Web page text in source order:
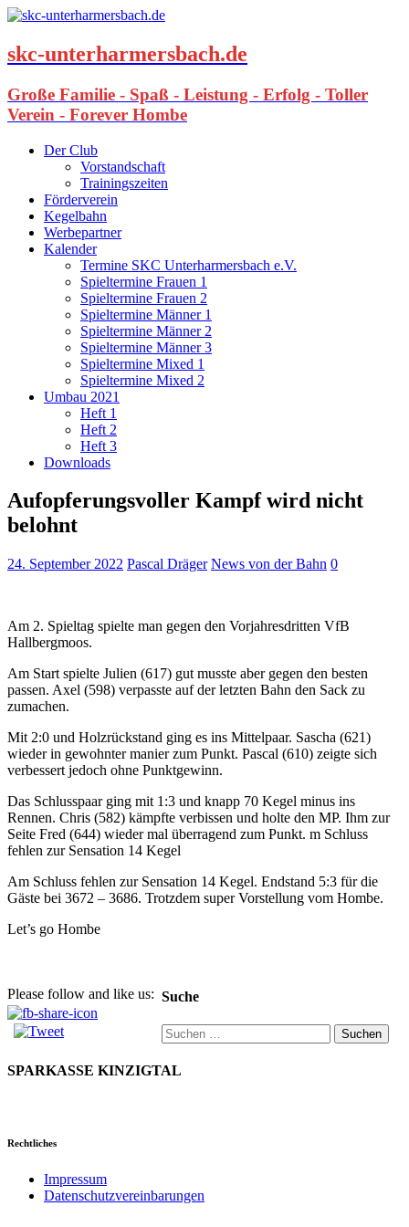
skc-unterharmersbach.de
Große Familie - Spaß - Leistung - Erfolg - Toller
Verein - Forever Hombe
Der Club
Vorstandschaft
Trainingszeiten
Förderverein
Kegelbahn
Werbepartner
Kalender
Termine SKC Unterharmersbach e.V.
Spieltermine Frauen 1
Spieltermine Frauen 2
Spieltermine Männer 1
Spieltermine Männer 2
Spieltermine Männer 3
Spieltermine Mixed 1
Spieltermine Mixed 2
Umbau 2021
Heft 1
Heft 2
Heft 3
Downloads
Aufopferungsvoller Kampf wird nicht
belohnt
24. September 2022 Pascal Dräger News von der Bahn 0
Am 2. Spieltag spielte man gegen den Vorjahresdritten VfB
Hallbergmoos.
Am Start spielte Julien (617) gut musste aber gegen den besten
passen. Axel (598) verpasste auf der letzten Bahn den Sack zu
zumachen.
Mit 2:0 und Holzrückstand ging es ins Mittelpaar. Sascha (621)
wieder in gewohnter manier zum Punkt. Pascal (610) zeigte sich
verbessert jedoch ohne Punktgewinn.
Das Schlusspaar ging mit 1:3 und knapp 70 Kegel minus ins
Rennen. Chris (582) kämpfte verbissen und holte den MP. Ihm zur
Seite Fred (644) wieder mal überragend zum Punkt. m Schluss
fehlen zur Sensation 14 Kegel
Am Schluss fehlen zur Sensation 14 Kegel. Endstand 5:3 für die
Gäste bei 3672 – 3686. Trotzdem super Vorstellung vom Hombe.
Let’s go Hombe
Please follow and like us: Suche
Suchen
nach:
SPARKASSE KINZIGTAL
Rechtliches
Impressum
Datenschutzvereinbarungen